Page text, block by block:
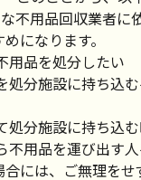
不用品回収業者に
になります。
用品を処分したい
処分施設に持ち込
処分施設に持ち込
不用品を運び出す
合には、ご無理を